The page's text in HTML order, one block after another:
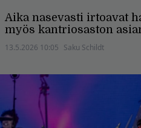
Aika nasevasti irtoavat
myös kantriosaston
13.5.2026 10:05 Saku Schildt